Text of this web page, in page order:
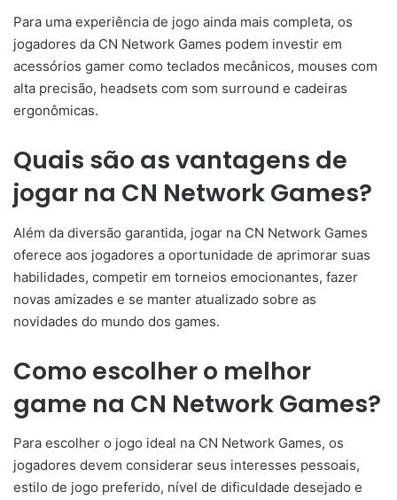
Para uma experiência de jogo ainda mais completa, os
jogadores da CN Network Games podem investir em
acessórios gamer como teclados mecânicos, mouses com
alta precisão, headsets com som surround e cadeiras
ergonômicas.
Quais são as vantagens de
jogar na CN Network Games?
Além da diversão garantida, jogar na CN Network Games
oferece aos jogadores a oportunidade de aprimorar suas
habilidades, competir em torneios emocionantes, fazer
novas amizades e se manter atualizado sobre as
novidades do mundo dos games.
Como escolher o melhor
game na CN Network Games?
Para escolher o jogo ideal na CN Network Games, os
jogadores devem considerar seus interesses pessoais,
estilo de jogo preferido, nível de dificuldade desejado e